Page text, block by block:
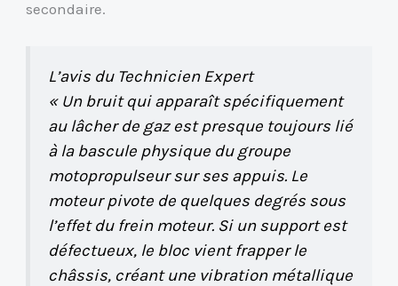
secondaire.
L’avis du Technicien Expert
« Un bruit qui apparaît spécifiquement
au lâcher de gaz est presque toujours lié
à la bascule physique du groupe
motopropulseur sur ses appuis. Le
moteur pivote de quelques degrés sous
l’effet du frein moteur. Si un support est
défectueux, le bloc vient frapper le
châssis, créant une vibration métallique